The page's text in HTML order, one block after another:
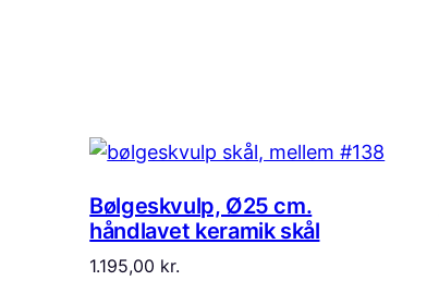
Bølgeskvulp, Ø25 cm.
håndlavet keramik skål
1.195,00 kr.